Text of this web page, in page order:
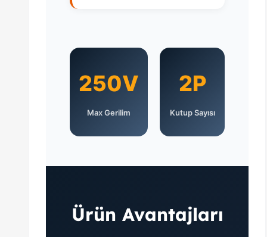
250V
Max Gerilim
2P
Kutup Sayısı
Ürün Avantajları